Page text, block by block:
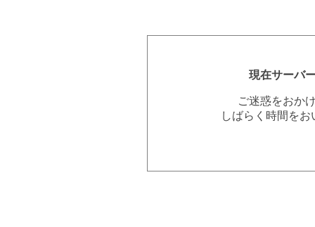
現在サーバ
ご迷惑をおか
しばらく時間を